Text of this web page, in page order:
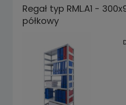
Regał typ RML.A1 -
półkowy